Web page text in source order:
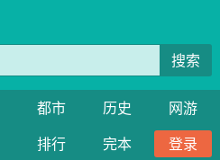
搜索
都市 历史
网游
排行 完本 登录